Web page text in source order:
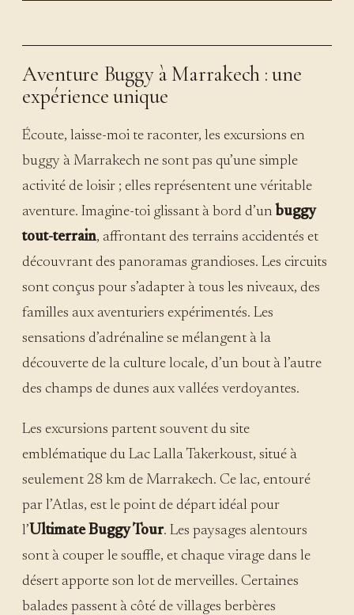
Aventure Buggy à Marrakech : une
expérience unique
Écoute, laisse-moi te raconter, les excursions en
buggy à Marrakech ne sont pas qu’une simple
activité de loisir ; elles représentent une véritable
aventure. Imagine-toi glissant à bord d’un buggy
tout-terrain, affrontant des terrains accidentés et
découvrant des panoramas grandioses. Les circuits
sont conçus pour s’adapter à tous les niveaux, des
familles aux aventuriers expérimentés. Les
sensations d’adrénaline se mélangent à la
découverte de la culture locale, d’un bout à l’autre
des champs de dunes aux vallées verdoyantes.
Les excursions partent souvent du site
emblématique du Lac Lalla Takerkoust, situé à
seulement 28 km de Marrakech. Ce lac, entouré
par l’Atlas, est le point de départ idéal pour
l’Ultimate Buggy Tour. Les paysages alentours
sont à couper le souffle, et chaque virage dans le
désert apporte son lot de merveilles. Certaines
balades passent à côté de villages berbères